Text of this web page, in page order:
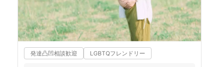
発達凸凹相談歓迎 LGBTQフレンドリー